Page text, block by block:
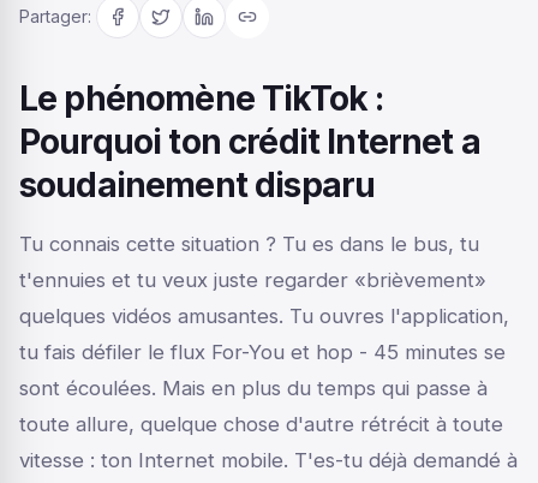
Partager:
Le phénomène TikTok :
Pourquoi ton crédit Internet a
soudainement disparu
Tu connais cette situation ? Tu es dans le bus, tu
t'ennuies et tu veux juste regarder «brièvement»
quelques vidéos amusantes. Tu ouvres l'application,
tu fais défiler le flux For-You et hop - 45 minutes se
sont écoulées. Mais en plus du temps qui passe à
toute allure, quelque chose d'autre rétrécit à toute
vitesse : ton Internet mobile. T'es-tu déjà demandé à